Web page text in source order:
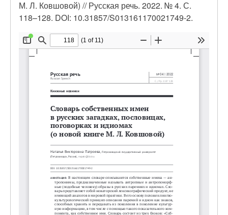
М. Л. Ковшовой) // Русская речь. 2022. № 4. С.
118–128. DOI: 10.31857/S013161170021749-2.